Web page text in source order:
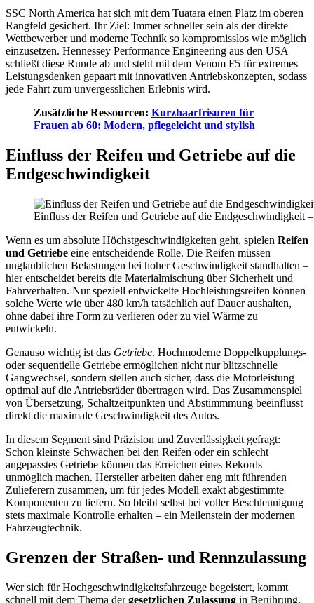
SSC North America hat sich mit dem Tuatara einen Platz im oberen
Rangfeld gesichert. Ihr Ziel: Immer schneller sein als der direkte
Wettbewerber und moderne Technik so kompromisslos wie möglich
einzusetzen. Hennessey Performance Engineering aus den USA
schließt diese Runde ab und steht mit dem Venom F5 für extremes
Leistungsdenken gepaart mit innovativen Antriebskonzepten, sodass
jede Fahrt zum unvergesslichen Erlebnis wird.
Zusätzliche Ressourcen: Kurzhaarfrisuren für
Frauen ab 60: Modern, pflegeleicht und stylish
Einfluss der Reifen und Getriebe auf die
Endgeschwindigkeit
Einfluss der Reifen und Getriebe auf die Endgeschwindigkeit
Wenn es um absolute Höchstgeschwindigkeiten geht, spielen Reifen
und Getriebe eine entscheidende Rolle. Die Reifen müssen
unglaublichen Belastungen bei hoher Geschwindigkeit standhalten –
hier entscheidet bereits die Materialmischung über Sicherheit und
Fahrverhalten. Nur speziell entwickelte Hochleistungsreifen können
solche Werte wie über 480 km/h tatsächlich auf Dauer aushalten,
ohne dabei ihre Form zu verlieren oder zu viel Wärme zu
entwickeln.
Genauso wichtig ist das Getriebe. Hochmoderne Doppelkupplungs-
oder sequentielle Getriebe ermöglichen nicht nur blitzschnelle
Gangwechsel, sondern stellen auch sicher, dass die Motorleistung
optimal auf die Antriebsräder übertragen wird. Das Zusammenspiel
von Übersetzung, Schaltzeitpunkten und Abstimmmung beeinflusst
direkt die maximale Geschwindigkeit des Autos.
In diesem Segment sind Präzision und Zuverlässigkeit gefragt:
Schon kleinste Schwächen bei den Reifen oder ein schlecht
angepasstes Getriebe können das Erreichen eines Rekords
unmöglich machen. Hersteller arbeiten daher eng mit führenden
Zulieferern zusammen, um für jedes Modell exakt abgestimmte
Komponenten zu liefern. So bleibt selbst bei voller Beschleunigung
stets maximale Kontrolle erhalten – ein Meilenstein der modernen
Fahrzeugtechnik.
Grenzen der Straßen- und Rennzulassung
Wer sich für Hochgeschwindigkeitsfahrzeuge begeistert, kommt
schnell mit dem Thema dergesetzlichen Zulassung in Berührung.